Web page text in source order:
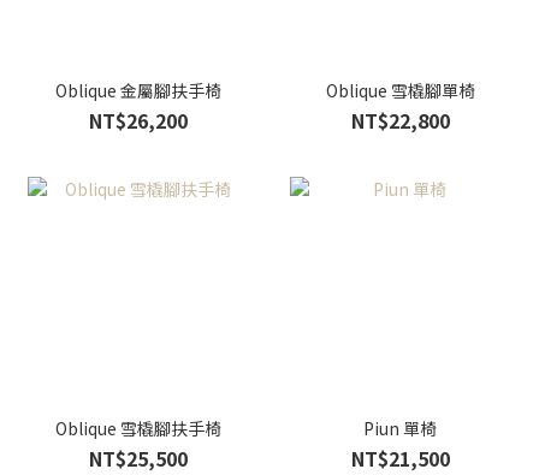
Oblique 金屬腳扶手椅
NT$26,200
Oblique 雪橇腳單椅
NT$22,800
Oblique 雪橇腳扶手椅
NT$25,500
Piun 單椅
NT$21,500